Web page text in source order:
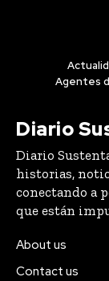
Agentes
Diario
Diario
historias,
conectando a
que están
About us
Contact us